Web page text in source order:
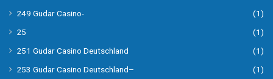
249 Gudar Casino-
(1)
25
(1)
251 Gudar Casino Deutschland
(1)
253 Gudar Casino Deutschland–
(1)